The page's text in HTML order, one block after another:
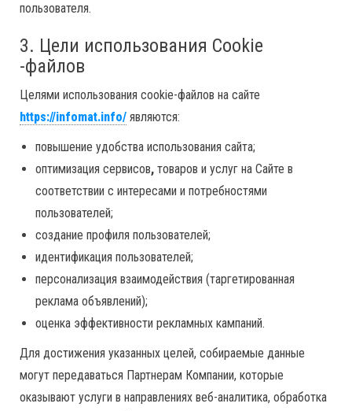
пользователя.
3. Цели использования Cookie
-файлов
Целями использования cookie-файлов на сайте
https://infomat.info/ являются:
повышение удобства использования сайта;
оптимизация сервисов, товаров и услуг на Сайте в
соответствии с интересами и потребностями
пользователей;
создание профиля пользователей;
идентификация пользователей;
персонализация взаимодействия (таргетированная
реклама объявлений);
оценка эффективности рекламных кампаний.
Для достижения указанных целей, собираемые данные
могут передаваться Партнерам Компании, которые
оказывают услуги в направлениях веб-аналитика, обработка